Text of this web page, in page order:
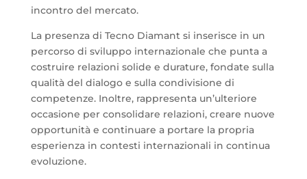
incontro del mercato.
La presenza di Tecno Diamant si inserisce in un
percorso di sviluppo internazionale che punta a
costruire relazioni solide e durature, fondate sulla
qualità del dialogo e sulla condivisione di
competenze. Inoltre, rappresenta un’ulteriore
occasione per consolidare relazioni, creare nuove
opportunità e continuare a portare la propria
esperienza in contesti internazionali in continua
evoluzione.